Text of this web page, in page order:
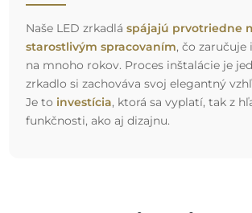
Naše LED zrkadlá spájajú prvotriedne
starostlivým spracovaním, čo
na mnoho rokov. Proces inštalácie je
zrkadlo si zachováva svoj elegantný
Je to investícia, ktorá sa vyplatí, tak z
funkčnosti, ako aj dizajnu.